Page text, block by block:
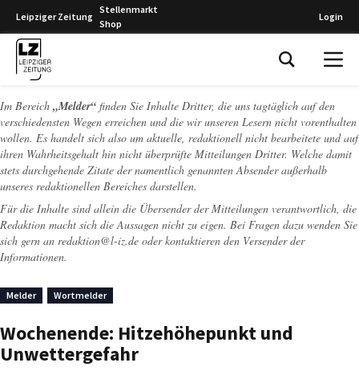
Leipziger Zeitung
Stellenmarkt
Shop
Login
Im Bereich „Melder“ finden Sie Inhalte Dritter, die uns tagtäglich auf den
verschiedensten Wegen erreichen und die wir unseren Lesern nicht vorenthalten
wollen. Es handelt sich also um aktuelle, redaktionell nicht bearbeitete und auf
ihren Wahrheitsgehalt hin nicht überprüfte Mitteilungen Dritter. Welche damit
stets durchgehende Zitate der namentlich genannten Absender außerhalb
unseres redaktionellen Bereiches darstellen.
Für die Inhalte sind allein die Übersender der Mitteilungen verantwortlich, die
Redaktion macht sich die Aussagen nicht zu eigen. Bei Fragen dazu wenden Sie
sich gern an redaktion@l-iz.de oder kontaktieren den Versender der
Informationen.
Melder Wortmelder
Wochenende: Hitzehöhepunkt und
Unwettergefahr